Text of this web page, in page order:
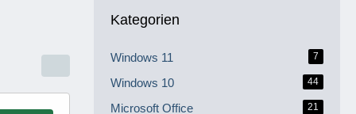
Kategorien
Windows 11 7
Windows 10 44
Microsoft Office 21